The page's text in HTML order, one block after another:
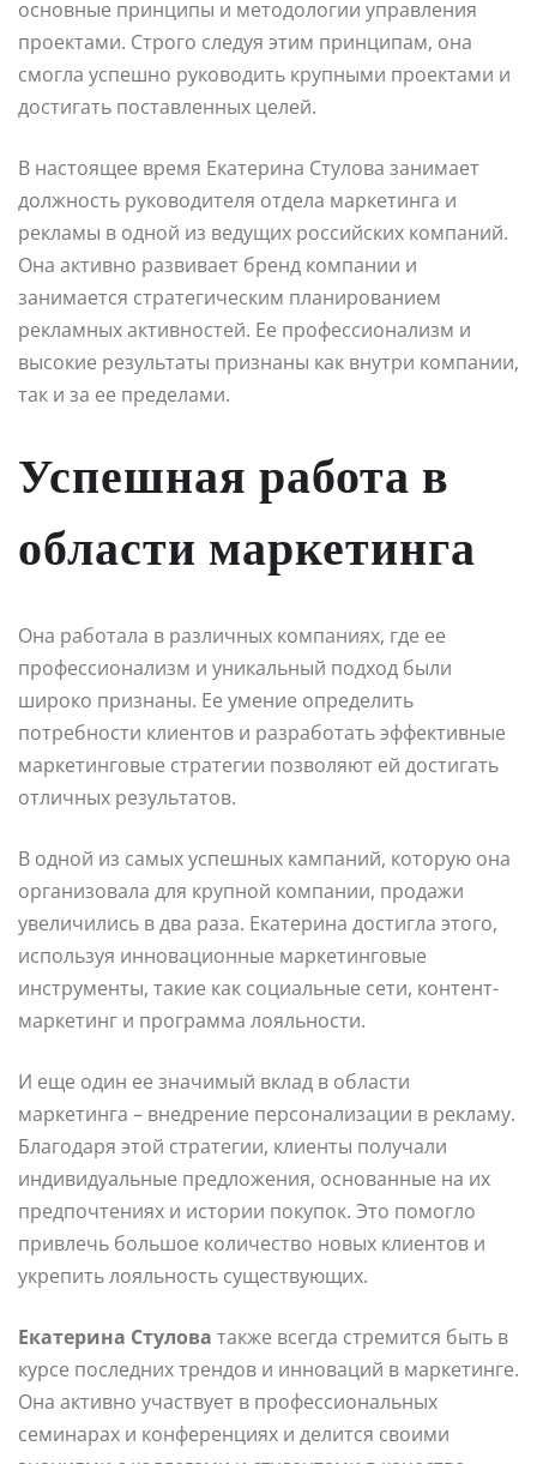
основные принципы и методологии управления
проектами. Строго следуя этим принципам, она
смогла успешно руководить крупными проектами и
достигать поставленных целей.
В настоящее время Екатерина Стулова занимает
должность руководителя отдела маркетинга и
рекламы в одной из ведущих российских компаний.
Она активно развивает бренд компании и
занимается стратегическим планированием
рекламных активностей. Ее профессионализм и
высокие результаты признаны как внутри компании,
так и за ее пределами.
Успешная работа в
области маркетинга
Она работала в различных компаниях, где ее
профессионализм и уникальный подход были
широко признаны. Ее умение определить
потребности клиентов и разработать эффективные
маркетинговые стратегии позволяют ей достигать
отличных результатов.
В одной из самых успешных кампаний, которую она
организовала для крупной компании, продажи
увеличились в два раза. Екатерина достигла этого,
используя инновационные маркетинговые
инструменты, такие как социальные сети, контент-
маркетинг и программа лояльности.
И еще один ее значимый вклад в области
маркетинга – внедрение персонализации в рекламу.
Благодаря этой стратегии, клиенты получали
индивидуальные предложения, основанные на их
предпочтениях и истории покупок. Это помогло
привлечь большое количество новых клиентов и
укрепить лояльность существующих.
Екатерина Стулова также всегда стремится быть в
курсе последних трендов и инноваций в маркетинге.
Она активно участвует в профессиональных
семинарах и конференциях и делится своими